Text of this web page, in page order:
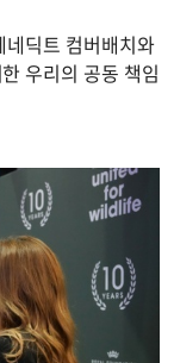
네딕트 컴버배치와
우리의 공동 책임